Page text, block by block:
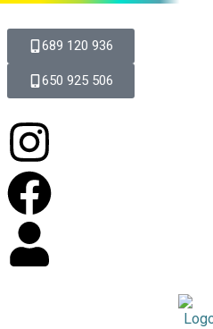
689 120 936
650 925 506